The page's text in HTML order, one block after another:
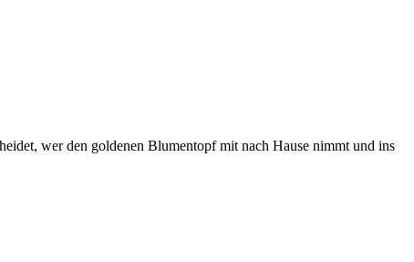
wer den goldenen Blumentopf mit nach Hause nimmt und ins